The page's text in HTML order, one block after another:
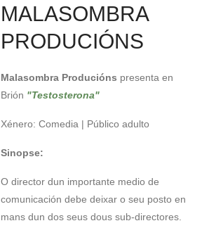
MALASOMBRA
PRODUCIÓNS
Malasombra Producións presenta en
Brión "Testosterona"
Xénero: Comedia | Público adulto
Sinopse:
O director dun importante medio de
comunicación debe deixar o seu posto en
mans dun dos seus dous sub-directores.